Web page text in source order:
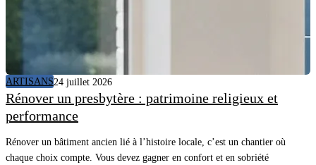
ARTISANS24 juillet 2026
Rénover un presbytère : patrimoine religieux et
performance
Rénover un bâtiment ancien lié à l’histoire locale, c’est un chantier où
chaque choix compte. Vous devez gagner en confort et en sobriété